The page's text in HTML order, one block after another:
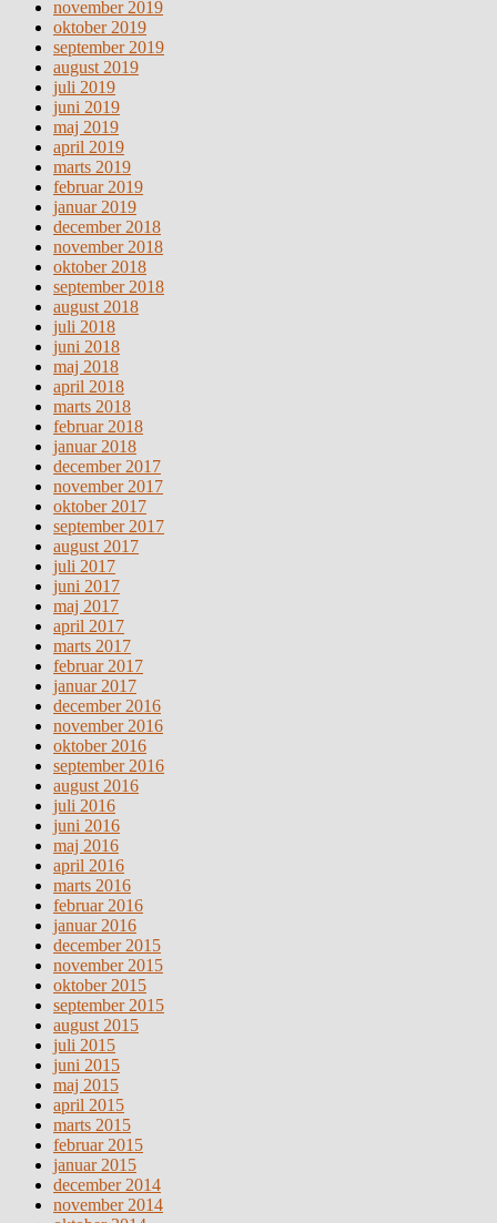
november 2019
oktober 2019
september 2019
august 2019
juli 2019
juni 2019
maj 2019
april 2019
marts 2019
februar 2019
januar 2019
december 2018
november 2018
oktober 2018
september 2018
august 2018
juli 2018
juni 2018
maj 2018
april 2018
marts 2018
februar 2018
januar 2018
december 2017
november 2017
oktober 2017
september 2017
august 2017
juli 2017
juni 2017
maj 2017
april 2017
marts 2017
februar 2017
januar 2017
december 2016
november 2016
oktober 2016
september 2016
august 2016
juli 2016
juni 2016
maj 2016
april 2016
marts 2016
februar 2016
januar 2016
december 2015
november 2015
oktober 2015
september 2015
august 2015
juli 2015
juni 2015
maj 2015
april 2015
marts 2015
februar 2015
januar 2015
december 2014
november 2014